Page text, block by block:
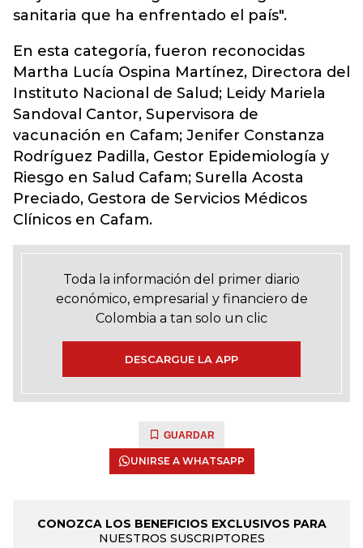
sanitaria que ha enfrentado el país".
En esta categoría, fueron reconocidas
Martha Lucía Ospina Martínez, Directora del
Instituto Nacional de Salud; Leidy Mariela
Sandoval Cantor, Supervisora de
vacunación en Cafam; Jenifer Constanza
Rodríguez Padilla, Gestor Epidemiología y
Riesgo en Salud Cafam; Surella Acosta
Preciado, Gestora de Servicios Médicos
Clínicos en Cafam.
Toda la información del primer diario
económico, empresarial y financiero de
Colombia a tan solo un clic
DESCARGUE LA APP
GUARDAR
UNIRSE A WHATSAPP
CONOZCA LOS BENEFICIOS EXCLUSIVOS PARA
NUESTROS SUSCRIPTORES